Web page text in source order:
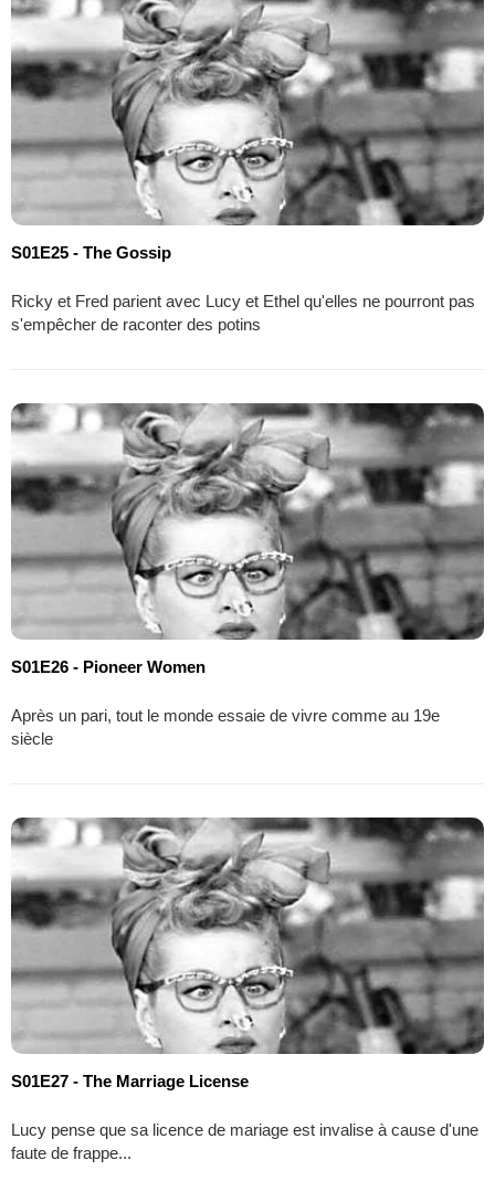
S01E25 - The Gossip
Ricky et Fred parient avec Lucy et Ethel qu'elles ne pourront pas
s'empêcher de raconter des potins
S01E26 - Pioneer Women
Après un pari, tout le monde essaie de vivre comme au 19e
siècle
S01E27 - The Marriage License
Lucy pense que sa licence de mariage est invalise à cause d'une
faute de frappe...